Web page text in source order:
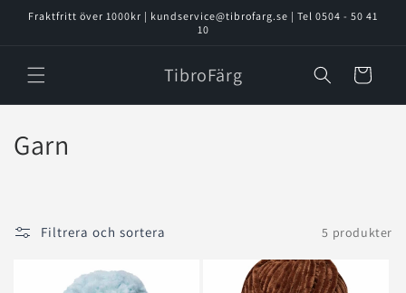
vidare
Fraktfritt över 1000kr | kundservice@tibrofarg.se | Tel 0504 - 50 41
10
TibroFärg Varukorg
P
d
Garn
Filtrera och sortera 5 produkter